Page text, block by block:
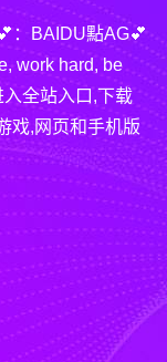
：BAIDU點AG💕
work hard, be
全站入口,下载
戏,网页和手机版